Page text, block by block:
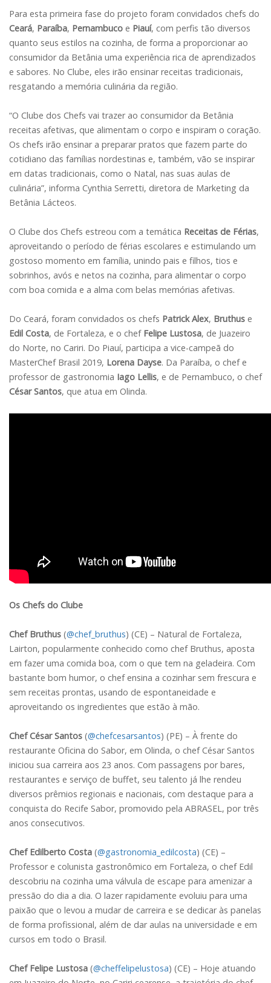
Para esta primeira fase do projeto foram convidados chefs do
Ceará, Paraíba, Pernambuco e Piauí, com perfis tão diversos
quanto seus estilos na cozinha, de forma a proporcionar ao
consumidor da Betânia uma experiência rica de aprendizados
e sabores. No Clube, eles irão ensinar receitas tradicionais,
resgatando a memória culinária da região.
“O Clube dos Chefs vai trazer ao consumidor da Betânia
receitas afetivas, que alimentam o corpo e inspiram o coração.
Os chefs irão ensinar a preparar pratos que fazem parte do
cotidiano das famílias nordestinas e, também, vão se inspirar
em datas tradicionais, como o Natal, nas suas aulas de
culinária”, informa Cynthia Serretti, diretora de Marketing da
Betânia Lácteos.
O Clube dos Chefs estreou com a temática Receitas de Férias,
aproveitando o período de férias escolares e estimulando um
gostoso momento em família, unindo pais e filhos, tios e
sobrinhos, avós e netos na cozinha, para alimentar o corpo
com boa comida e a alma com belas memórias afetivas.
Do Ceará, foram convidados os chefs Patrick Alex, Bruthus e
Edil Costa, de Fortaleza, e o chef Felipe Lustosa, de Juazeiro
do Norte, no Cariri. Do Piauí, participa a vice-campeã do
MasterChef Brasil 2019, Lorena Dayse. Da Paraíba, o chef e
professor de gastronomia Iago Lellis, e de Pernambuco, o chef
César Santos, que atua em Olinda.
Os Chefs do Clube
Chef Bruthus (@chef_bruthus) (CE) – Natural de Fortaleza,
Lairton, popularmente conhecido como chef Bruthus, aposta
em fazer uma comida boa, com o que tem na geladeira. Com
bastante bom humor, o chef ensina a cozinhar sem frescura e
sem receitas prontas, usando de espontaneidade e
aproveitando os ingredientes que estão à mão.
Chef César Santos (@chefcesarsantos) (PE) – À frente do
restaurante Oficina do Sabor, em Olinda, o chef César Santos
iniciou sua carreira aos 23 anos. Com passagens por bares,
restaurantes e serviço de buffet, seu talento já lhe rendeu
diversos prêmios regionais e nacionais, com destaque para a
conquista do Recife Sabor, promovido pela ABRASEL, por três
anos consecutivos.
Chef Edilberto Costa (@gastronomia_edilcosta) (CE) –
Professor e colunista gastronômico em Fortaleza, o chef Edil
descobriu na cozinha uma válvula de escape para amenizar a
pressão do dia a dia. O lazer rapidamente evoluiu para uma
paixão que o levou a mudar de carreira e se dedicar às panelas
de forma profissional, além de dar aulas na universidade e em
cursos em todo o Brasil.
Chef Felipe Lustosa (@cheffelipelustosa) (CE) – Hoje atuando